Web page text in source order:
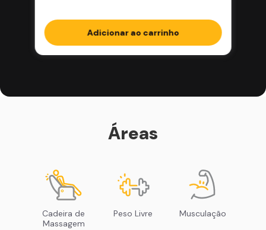
Adicionar ao carrinho
Áreas
Cadeira de
Massagem
Peso Livre Musculação